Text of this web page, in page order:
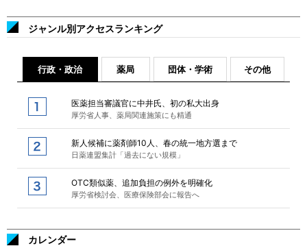
ジャンル別アクセスランキング
行政・政治 薬局 団体・学術 その他
医薬担当審議官に中井氏、初の私大出身
厚労省人事、薬局関連施策にも精通
新人候補に薬剤師10人、春の統一地方選まで
日薬連盟集計「過去にない規模」
OTC類似薬、追加負担の例外を明確化
厚労省検討会、医療保険部会に報告へ
カレンダー